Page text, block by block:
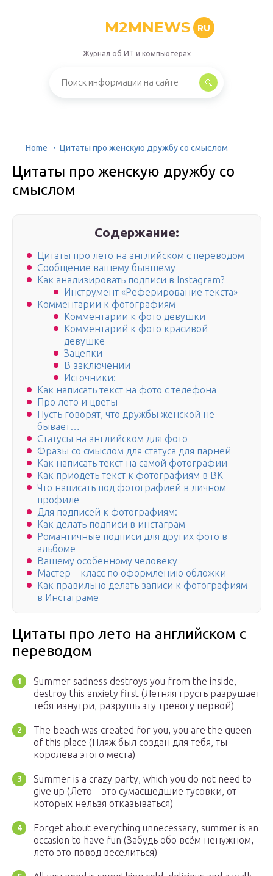
M2MNEWS RU
Журнал об ИТ и компьютерах
Home Цитаты про женскую дружбу со смыслом
Цитаты про женскую дружбу со
смыслом
Содержание:
Цитаты про лето на английском с переводом
Сообщение вашему бывшему
Как анализировать подписи в Instagram?
Инструмент «Реферирование текста»
Комментарии к фотографиям
Комментарии к фото девушки
Комментарий к фото красивой
девушке
Зацепки
В заключении
Источники:
Как написать текст на фото с телефона
Про лето и цветы
Пусть говорят, что дружбы женской не
бывает…
Статусы на английском для фото
Фразы со смыслом для статуса для парней
Как написать текст на самой фотографии
Как приодеть текст к фотографиям в ВК
Что написать под фотографией в личном
профиле
Для подписей к фотографиям:
Как делать подписи в инстаграм
Романтичные подписи для других фото в
альбоме
Вашему особенному человеку
Мастер – класс по оформлению обложки
Как правильно делать записи к фотографиям
в Инстаграме
Цитаты про лето на английском с
переводом
Summer sadness destroys you from the inside,
destroy this anxiety first (Летняя грусть разрушает
тебя изнутри, разрушь эту тревогу первой)
The beach was created for you, you are the queen
of this place (Пляж был создан для тебя, ты
королева этого места)
Summer is a crazy party, which you do not need to
give up (Лето – это сумасшедшие тусовки, от
которых нельзя отказываться)
Forget about everything unnecessary, summer is an
occasion to have fun (Забудь обо всём ненужном,
лето это повод веселиться)